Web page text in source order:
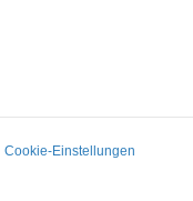
Cookie-Einstellungen